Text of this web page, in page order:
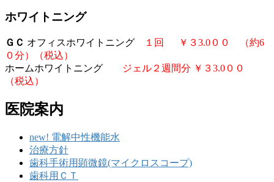
ホワイトニング
ＧＣ オフィスホワイトニング
１回 ￥３3.0００ （約6
０分）（税込）
ホームホワイトニング
ジェル２週間分 ￥３3.0００
（税込）
医院案内
new! 電解中性機能水
治療方針
歯科手術用顕微鏡(マイクロスコープ)
歯科用ＣＴ